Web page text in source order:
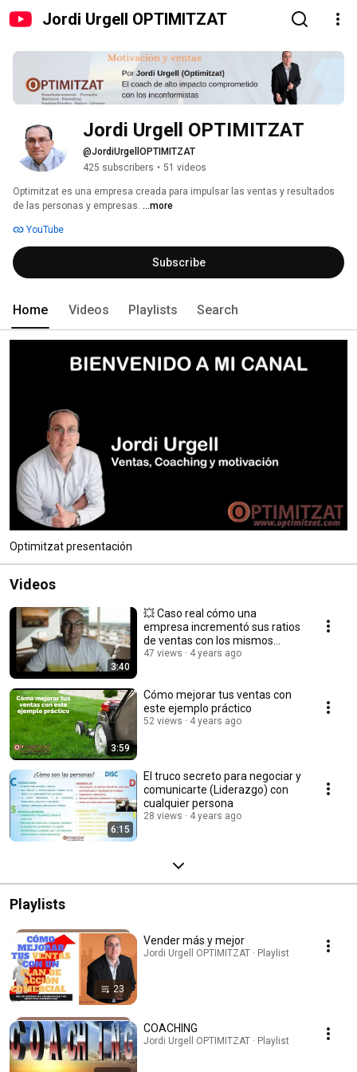
Jordi Urgell OPTIMITZAT
Jordi Urgell OPTIMITZAT
@JordiUrgellOPTIMITZAT
425 subscribers • 51 videos
Optimitzat es una empresa creada para impulsar las ventas y resultados
de las personas y empresas. ...more
YouTube
Subscribe
Home Videos Playlists Search
Optimitzat presentación
Videos
3:40
💥 Caso real cómo una
empresa incrementó sus ratios
de ventas con los mismos
productos y personas 💥
47 views 4 years ago
3:59
Cómo mejorar tus ventas con
este ejemplo práctico
52 views 4 years ago
6:15
El truco secreto para negociar y
comunicarte (Liderazgo) con
cualquier persona
28 views 4 years ago
Playlists
23
Vender más y mejor
Jordi Urgell OPTIMITZAT · Playlist
COACHING
Jordi Urgell OPTIMITZAT · Playlist